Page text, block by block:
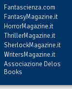
Fantascienza.com
FantasyMagazine.it
HorrorMagazine.it
ThrillerMagazine.it
SherlockMagazine.it
WritersMagazine.it
Associazione Delos
Books